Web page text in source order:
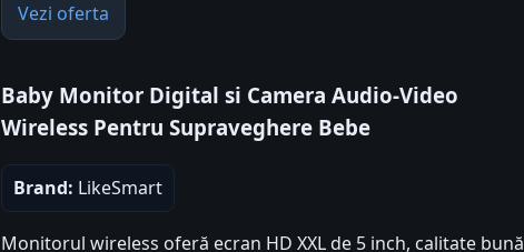
Vezi oferta
Baby Monitor Digital si Camera Audio-Video
Wireless Pentru Supraveghere Bebe
Brand: LikeSmart
Monitorul wireless oferă ecran HD XXL de 5 inch, calitate bună